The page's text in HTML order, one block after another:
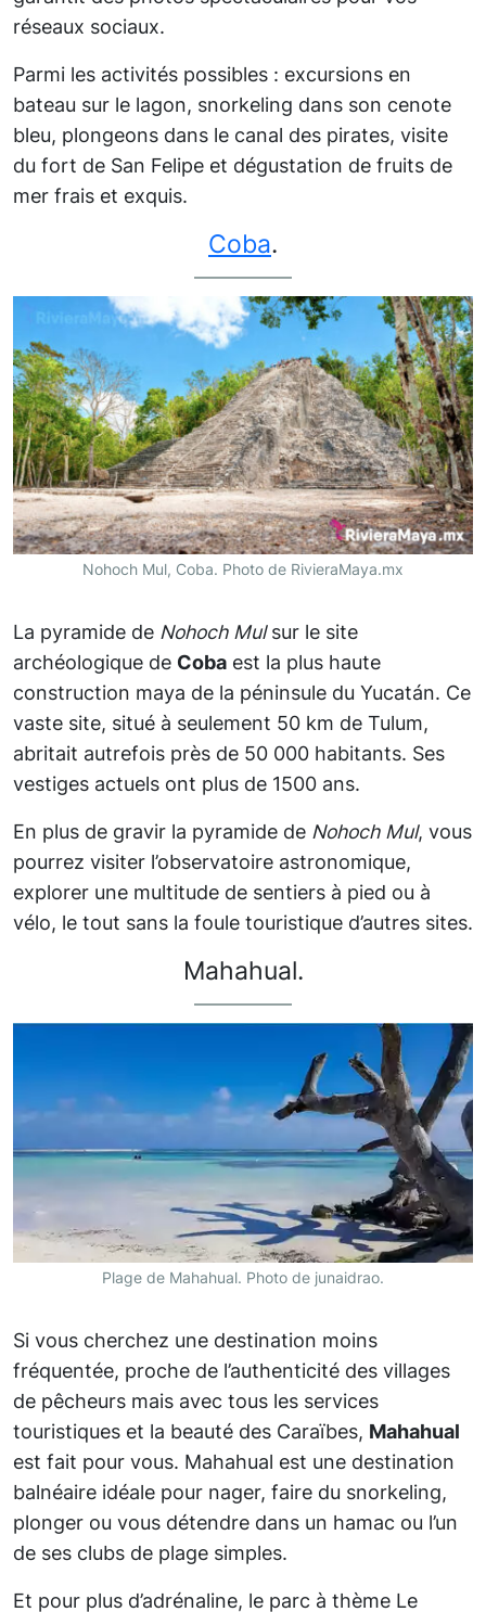
réseaux sociaux.
Parmi les activités possibles : excursions en
bateau sur le lagon, snorkeling dans son cenote
bleu, plongeons dans le canal des pirates, visite
du fort de San Felipe et dégustation de fruits de
mer frais et exquis.
Coba.
Nohoch Mul, Coba. Photo de RivieraMaya.mx
La pyramide de Nohoch Mulsur le site
archéologique de Coba est la plus haute
construction maya de la péninsule du Yucatán. Ce
vaste site, situé à seulement 50 km de Tulum,
abritait autrefois près de 50 000 habitants. Ses
vestiges actuels ont plus de 1500 ans.
En plus de gravir la pyramide de Nohoch Mul, vous
pourrez visiter l’observatoire astronomique,
explorer une multitude de sentiers à pied ou à
vélo, le tout sans la foule touristique d’autres sites.
Mahahual.
Plage de Mahahual. Photo de junaidrao.
Si vous cherchez une destination moins
fréquentée, proche de l’authenticité des villages
de pêcheurs mais avec tous les services
touristiques et la beauté des Caraïbes, Mahahual
est fait pour vous. Mahahual est une destination
balnéaire idéale pour nager, faire du snorkeling,
plonger ou vous détendre dans un hamac ou l’un
de ses clubs de plage simples.
Et pour plus d’adrénaline, le parc à thème Le